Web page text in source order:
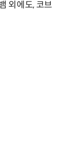
외에도, 코브